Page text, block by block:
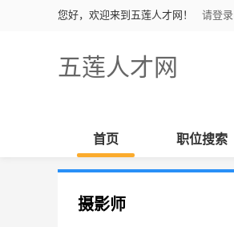
您好，欢迎来到五莲人才网！ 请登录
五莲人才网
首页 职位搜索
摄影师